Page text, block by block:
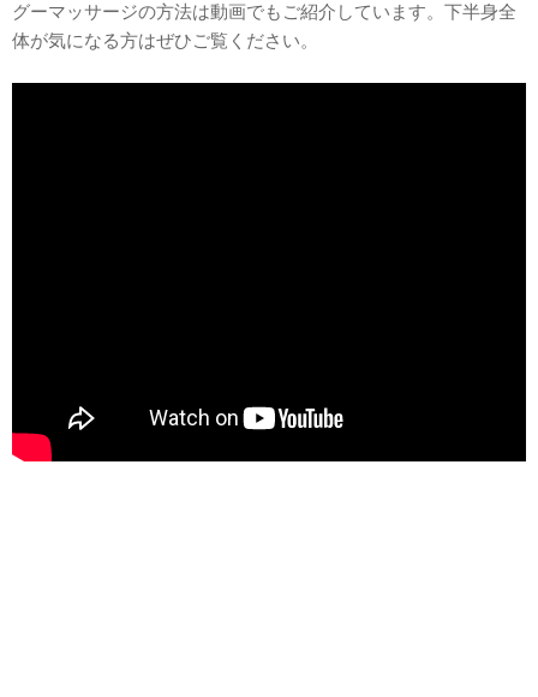
グーマッサージの方法は動画でもご紹介しています。下半身全
体が気になる方はぜひご覧ください。